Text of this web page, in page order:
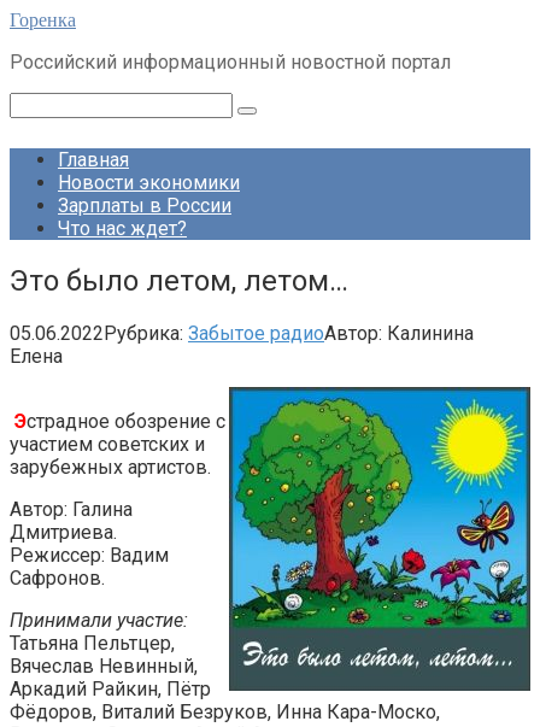
Перейти
контенту
Горенка
Российский информационный новостной портал
Главная
Новости экономики
Зарплаты в России
Что нас ждет?
Это было летом, летом…
05.06.2022Рубрика: Забытое радиоАвтор: Калинина
Елена
Эстрадное обозрение с
участием советских и
зарубежных артистов.
Автор: Галина
Дмитриева.
Режиссер: Вадим
Сафронов.
Принимали участие:
Татьяна Пельтцер,
Вячеслав Невинный,
Аркадий Райкин, Пётр
Фёдоров, Виталий Безруков, Инна Кара-Моско,